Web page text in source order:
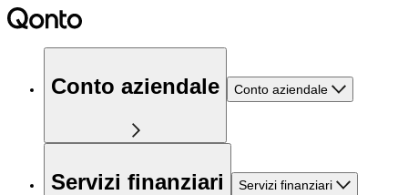
Conto aziendale Conto aziendale
Servizi finanziari Servizi finanziari